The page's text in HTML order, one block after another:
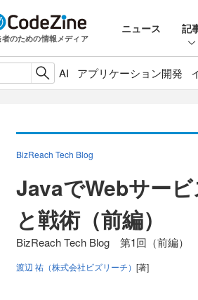
のための情報メディア
ニュース 記
AI アプリケーション開発
BizReach Tech Blog
JavaでWebサー
と戦術（前編）
BizReach Tech Blog 第1回（前編）
渡辺 祐（株式会社ビズリーチ） [著]